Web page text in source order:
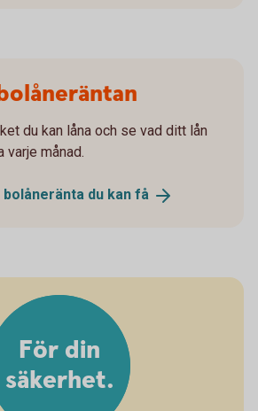
du kan låna och se vad ditt lån
varje månad.
bolåneränta du kan få
För din
säkerhet.